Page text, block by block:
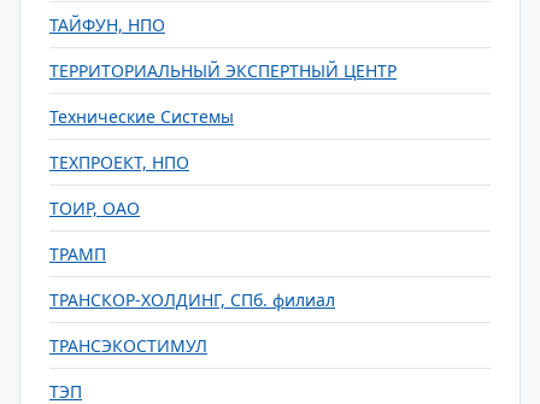
ТАЙФУН, НПО
ТЕРРИТОРИАЛЬНЫЙ ЭКСПЕРТНЫЙ ЦЕНТР
Технические Системы
ТЕХПРОЕКТ, НПО
ТОИР, ОАО
ТРАМП
ТРАНСКОР-ХОЛДИНГ, СПб. филиал
ТРАНСЭКОСТИМУЛ
ТЭП